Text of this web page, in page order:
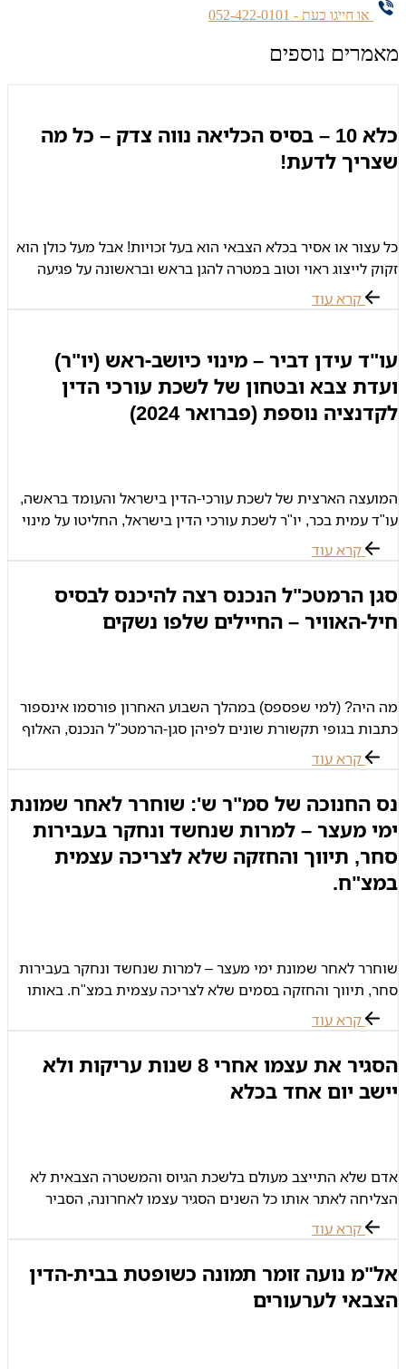
או חייגו כעת - 052-422-0101
מאמרים נוספים
כלא 10 – בסיס הכליאה נווה צדק – כל מה
שצריך לדעת!
כל עצור או אסיר בכלא הצבאי הוא בעל זכויות! אבל מעל כולן הוא
זקוק לייצוג ראוי וטוב במטרה להגן בראש ובראשונה על פגיעה
בזכותו לחירות! אל תמתינו – צרו קשר
קרא עוד
עו"ד עידן דביר – מינוי כיושב-ראש (יו"ר)
ועדת צבא ובטחון של לשכת עורכי הדין
לקדנציה נוספת (פברואר 2024)
המועצה הארצית של לשכת עורכי-הדין בישראל והעומד בראשה,
עו"ד עמית בכר, יו"ר לשכת עורכי הדין בישראל, החליטו על מינוי
עורך-דין עידן דביר לתפקיד יו"ר ועדת צבא ובטחון של לשכת
קרא עוד
סגן הרמטכ"ל הנכנס רצה להיכנס לבסיס
חיל-האוויר – החיילים שלפו נשקים
מה היה? (למי שפספס) במהלך השבוע האחרון פורסמו אינספור
כתבות בגופי תקשורת שונים לפיהן סגן-הרמטכ"ל הנכנס, האלוף
הרצי הלוי, רצה להיכנס עם רכב לבסיס חיל אויר אך לא כל
הנוסעים
קרא עוד
נס החנוכה של סמ"ר ש': שוחרר לאחר שמונת
ימי מעצר – למרות שנחשד ונחקר בעבירות
סחר, תיווך והחזקה שלא לצריכה עצמית
במצ"ח.
שוחרר לאחר שמונת ימי מעצר – למרות שנחשד ונחקר בעבירות
סחר, תיווך והחזקה בסמים שלא לצריכה עצמית במצ"ח. באותו
בוקר הזדכה סמ"ר ש' על הציוד שלו בבסיס, החזיר מדים ונפרד
קרא עוד
הסגיר את עצמו אחרי 8 שנות עריקות ולא
יישב יום אחד בכלא
אדם שלא התייצב מעולם בלשכת הגיוס והמשטרה הצבאית לא
הצליחה לאתר אותו כל השנים הסגיר עצמו לאחרונה, הסביר
שעבר גמילה מסמים וכשהרגיש חזק מספיק כדי להתמודד עם
עברו התייצב. למרות
קרא עוד
אל"מ נועה זומר תמונה כשופטת בבית-הדין
הצבאי לערעורים